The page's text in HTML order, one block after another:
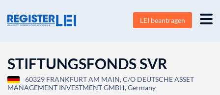
LEI beantragen
STIFTUNGSFONDS SVR
60329 FRANKFURT AM MAIN, C/O DEUTSCHE ASSET
MANAGEMENT INVESTMENT GMBH, Germany